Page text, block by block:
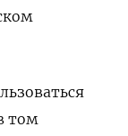
том